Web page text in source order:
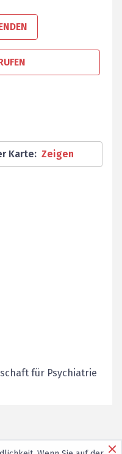
Karte: Zeigen
für Psychiatrie